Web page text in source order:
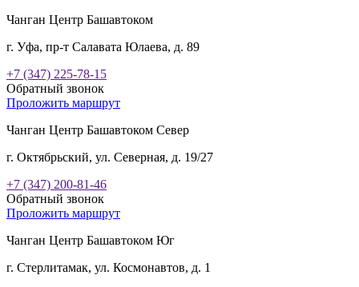
Чанган Центр Башавтоком
г. Уфа, пр-т Салавата Юлаева, д. 89
+7 (347) 225-78-15
Обратный звонок
Проложить маршрут
Чанган Центр Башавтоком Север
г. Октябрьский, ул. Северная, д. 19/27
+7 (347) 200-81-46
Обратный звонок
Проложить маршрут
Чанган Центр Башавтоком Юг
г. Стерлитамак, ул. Космонавтов, д. 1